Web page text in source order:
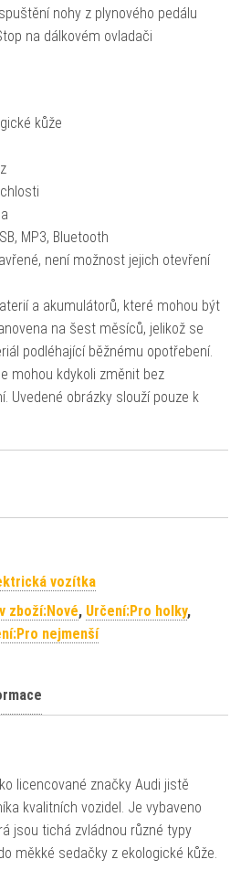
nohy z plynového pedálu
na dálkovém ovladači
kůže
MP3, Bluetooth
není možnost jejich otevření
a akumulátorů, které mohou být
na šest měsíců, jelikož se
podléhající běžnému opotřebení.
mohou kdykoli změnit bez
Uvedené obrázky slouží pouze k
vozítka
zboží:Nové, Určení:Pro holky,
nejmenší
licencované značky Audi jistě
kvalitních vozidel. Je vybaveno
jsou tichá zvládnou různé typy
měkké sedačky z ekologické kůže.